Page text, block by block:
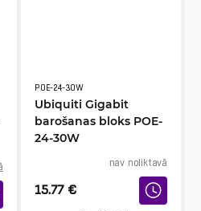
POE-24-30W
Ubiquiti Gigabit
barošanas bloks POE-
24-30W
nav noliktavā
15.77 €